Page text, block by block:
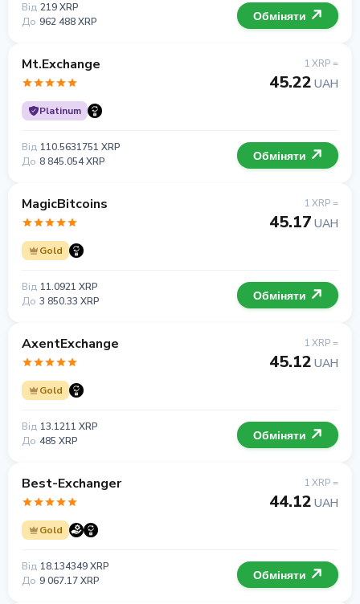
Від 219 XRP
До 962 488 XRP Обміняти
Mt.Exchange
Platinum
1 XRP =
45.22 UAH
Від 110.5631751 XRP
До 8 845.054 XRP Обміняти
MagicBitcoins
Gold
1 XRP =
45.17 UAH
Від 11.0921 XRP
До 3 850.33 XRP Обміняти
AxentExchange
Gold
1 XRP =
45.12 UAH
Від 13.1211 XRP
До 485 XRP Обміняти
Best-Exchanger
Gold
1 XRP =
44.12 UAH
Від 18.134349 XRP
До 9 067.17 XRP Обміняти